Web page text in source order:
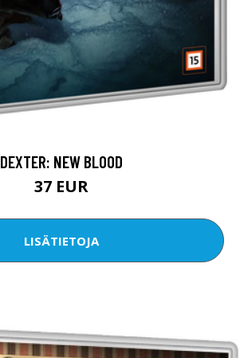
DEXTER: NEW BLOOD
37 EUR
LISÄTIETOJA